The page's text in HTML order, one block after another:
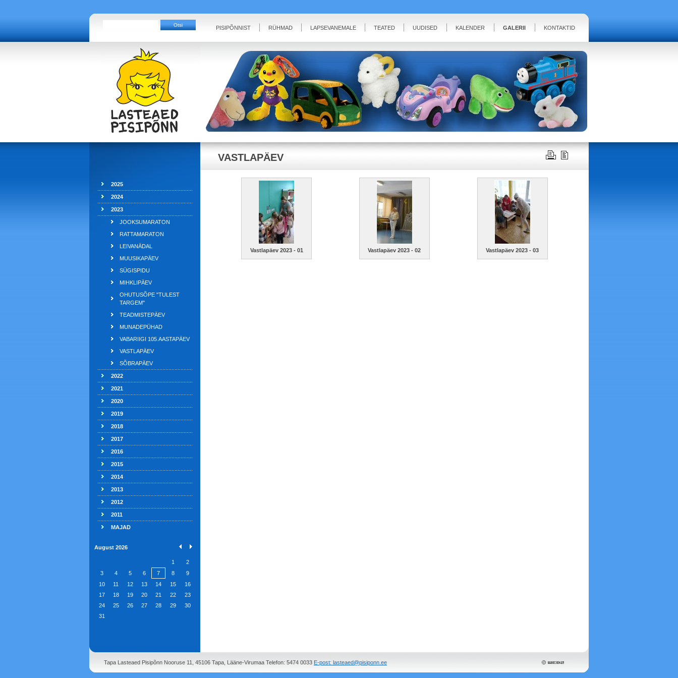
PISIPÕNNIST RÜHMAD LAPSEVANEMALE TEATED UUDISED KALENDER GALERII KONTAKTID
2025
2024
2023
JOOKSUMARATON
RATTAMARATON
LEIVANÄDAL
MUUSIKAPÄEV
SÜGISPIDU
MIHKLIPÄEV
OHUTUSÕPE "TULEST
TARGEM"
TEADMISTEPÄEV
MUNADEPÜHAD
VABARIIGI 105.AASTAPÄEV
VASTLAPÄEV
SÕBRAPÄEV
2022
2021
2020
2019
2018
2017
2016
2015
2014
2013
2012
2011
MAJAD
August 2026
1
2
3
4 5 6 7 8
9
10
11 12 13 14 15
16
17
18 19 20 21 22
23
24
25 26 27 28 29
30
31
VASTLAPÄEV
Vastlapäev 2023 - 01 Vastlapäev 2023 - 02 Vastlapäev 2023 - 03
Tapa Lasteaed Pisipõnn Nooruse 11, 45106 Tapa, Lääne-Virumaa Telefon: 5474 0033 E-post: lasteaed@pisiponn.ee